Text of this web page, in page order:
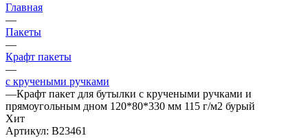
Главная
—
Пакеты
—
Крафт пакеты
—
с кручеными ручками
—Крафт пакет для бутылки с кручеными ручками и
прямоугольным дном 120*80*330 мм 115 г/м2 бурый
Хит
Артикул: B23461